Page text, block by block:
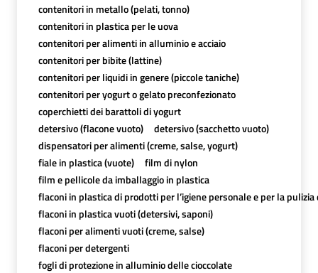
contenitori in metallo (pelati, tonno)
contenitori in plastica per le uova
contenitori per alimenti in alluminio e acciaio
contenitori per bibite (lattine)
contenitori per liquidi in genere (piccole taniche)
contenitori per yogurt o gelato preconfezionato
coperchietti dei barattoli di yogurt
detersivo (flacone vuoto)
detersivo (sacchetto vuoto)
dispensatori per alimenti (creme, salse, yogurt)
fiale in plastica (vuote)
film di nylon
film e pellicole da imballaggio in plastica
flaconi in plastica di prodotti per l’igiene personale e per la pulizia
flaconi in plastica vuoti (detersivi, saponi)
flaconi per alimenti vuoti (creme, salse)
flaconi per detergenti
fogli di protezione in alluminio delle cioccolate